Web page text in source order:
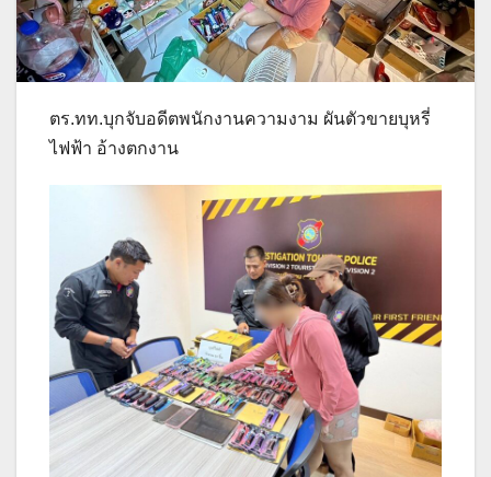
ตร.ทท.บุกจับอดีตพนักงานความงาม ผันตัวขายบุหรี่
ไฟฟ้า อ้างตกงาน